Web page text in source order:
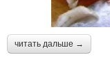
читать дальше →